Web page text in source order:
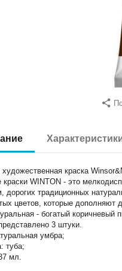
краска
WINTON - это
дорогих традиционных
цветов, которые дополняют
- богатый коричневый
3 штуки.
умбра;
туба;
мл.